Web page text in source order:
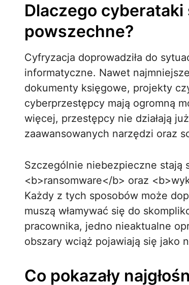
Dlaczego
powszechne?
Cyfryzacja doprowadziła do
informatyczne. Nawet
dokumenty księgowe, projekty
cyberprzestępcy mają ogromną
więcej, przestępcy nie działają
zaawansowanych narzędzi oraz
Szczególnie niebezpieczne stają
<b>ransomware</b> oraz
Każdy z tych sposobów może
muszą włamywać się do
pracownika, jedno nieaktualne
obszary wciąż pojawiają się jako
Co pokazały